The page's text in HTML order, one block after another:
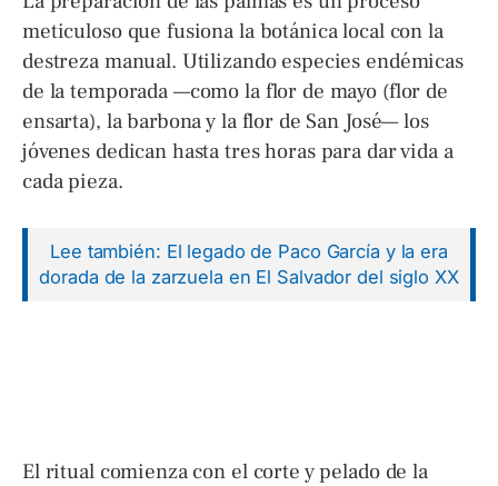
meticuloso que fusiona la botánica local con la
destreza manual. Utilizando especies endémicas
de la temporada —como la flor de mayo (flor de
ensarta), la barbona y la flor de San José— los
jóvenes dedican hasta tres horas para dar vida a
cada pieza.
Lee también: El legado de Paco García y la era
dorada de la zarzuela en El Salvador del siglo XX
El ritual comienza con el corte y pelado de la